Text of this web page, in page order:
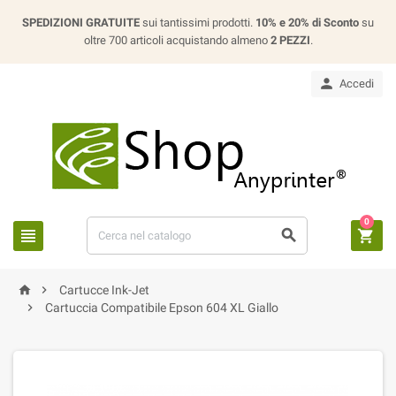
SPEDIZIONI GRATUITE sui tantissimi prodotti. 10% e 20% di Sconto su
oltre 700 articoli acquistando almeno 2 PEZZI.
 Accedi
  
0
 
Cartucce Ink-Jet

Cartuccia Compatibile Epson 604 XL Giallo